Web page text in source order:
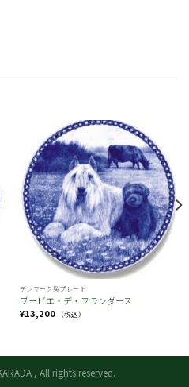
お
気
に
入
り
デンマーク製プレート
ブービエ・デ・フランダース
¥13,200 （税込）
, All rights reserved.